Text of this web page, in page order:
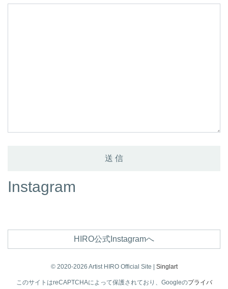
Instagram
HIRO公式Instagramへ
© 2020-2026 Artist HIRO Official Site | Singlart
このサイトはreCAPTCHAによって保護されており、Googleのプライバ